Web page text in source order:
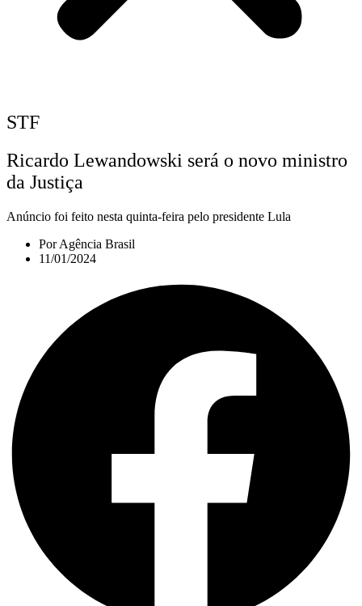
STF
Ricardo Lewandowski será o novo ministro
da Justiça
Anúncio foi feito nesta quinta-feira pelo presidente Lula
PorAgência Brasil
11/01/2024